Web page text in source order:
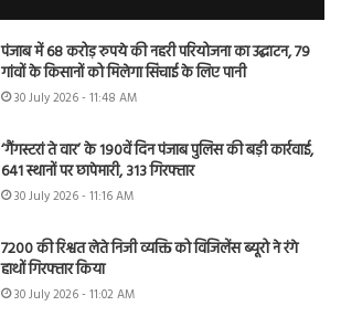
पंजाब में 68 करोड़ रुपये की नहरी परियोजना का उद्घाटन, 79
गांवों के किसानों को मिलेगा सिंचाई के लिए पानी
30 July 2026 - 11:48 AM
‘गैंगस्टरां ते वार’ के 190वें दिन पंजाब पुलिस की बड़ी कार्रवाई,
641 स्थानों पर छापेमारी, 313 गिरफ्तार
30 July 2026 - 11:16 AM
7200 की रिश्वत लेते निजी व्यक्ति को विजिलेंस ब्यूरो ने रंगे
हाथों गिरफ्तार किया
30 July 2026 - 11:02 AM